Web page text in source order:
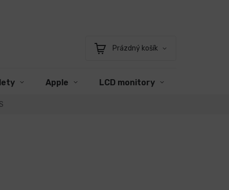
Nákupní
Prázdný košík
Apple LCD monitory